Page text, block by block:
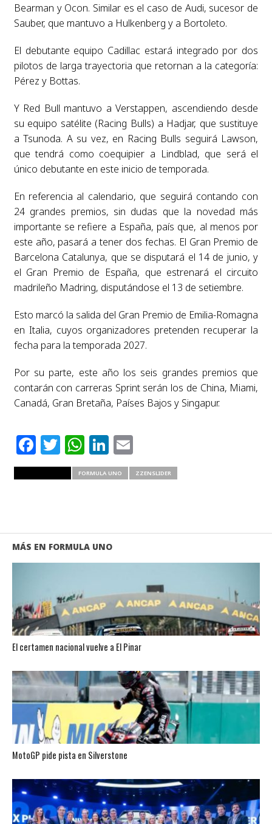
Bearman y Ocon. Similar es el caso de Audi, sucesor de
Sauber, que mantuvo a Hulkenberg y a Bortoleto.
El debutante equipo Cadillac estará integrado por dos
pilotos de larga trayectoria que retornan a la categoría:
Pérez y Bottas.
Y Red Bull mantuvo a Verstappen, ascendiendo desde
su equipo satélite (Racing Bulls) a Hadjar, que sustituye
a Tsunoda. A su vez, en Racing Bulls seguirá Lawson,
que tendrá como coequipier a Lindblad, que será el
único debutante en este inicio de temporada.
En referencia al calendario, que seguirá contando con
24 grandes premios, sin dudas que la novedad más
importante se refiere a España, país que, al menos por
este año, pasará a tener dos fechas. El Gran Premio de
Barcelona Catalunya, que se disputará el 14 de junio, y
el Gran Premio de España, que estrenará el circuito
madrileño Madring, disputándose el 13 de setiembre.
Esto marcó la salida del Gran Premio de Emilia-Romagna
en Italia, cuyos organizadores pretenden recuperar la
fecha para la temporada 2027.
Por su parte, este año los seis grandes premios que
contarán con carreras Sprint serán los de China, Miami,
Canadá, Gran Bretaña, Países Bajos y Singapur.
Facebook
Twitter
WhatsApp
LinkedIn
Email
FORMULA UNO ZZENSLIDER
MÁS EN FORMULA UNO
El certamen nacional vuelve a El Pinar
MotoGP pide pista en Silverstone